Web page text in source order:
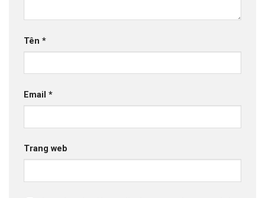
Tên *
Email *
Trang web